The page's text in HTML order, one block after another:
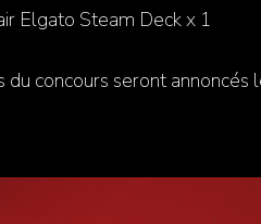
Elgato Steam Deck x 1
du concours seront